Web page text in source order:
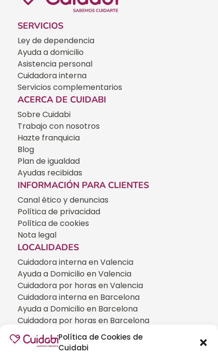
Política de Cookies de
Cuidabi
SERVICIOS
Ley de dependencia
Ayuda a domicilio
Asistencia personal
Cuidadora interna
Servicios complementarios
ACERCA DE CUIDABI
Sobre Cuidabi
Trabajo con nosotros
Hazte franquicia
Blog
Plan de igualdad
Ayudas recibidas
INFORMACIÓN PARA CLIENTES
Canal ético y denuncias
Política de privacidad
Política de cookies
Nota legal
LOCALIDADES
Cuidadora interna en Valencia
Ayuda a Domicilio en Valencia
Cuidadora por horas en Valencia
Cuidadora interna en Barcelona
Ayuda a Domicilio en Barcelona
Cuidadora por horas en Barcelona
Cuidadora interna en Madrid
Ayuda a Domicilio en Madrid